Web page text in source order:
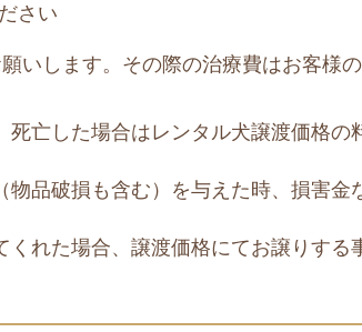
さい
いします。その際の治療費はお客様
死亡した場合はレンタル犬譲渡価格の
物品破損も含む）を与えた時、損害金
れた場合、譲渡価格にてお譲りする